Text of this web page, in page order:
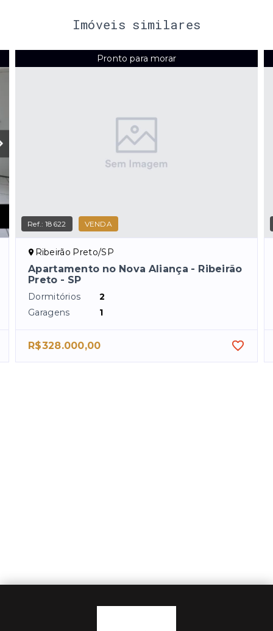
Imóveis similares
Pronto para morar
Ref.:18622 VENDA
Ribeirão Preto/SP
Apartamento no Nova Aliança - Ribeirão
Preto - SP
Dormitórios
2
Garagens
1
R$328.000,00